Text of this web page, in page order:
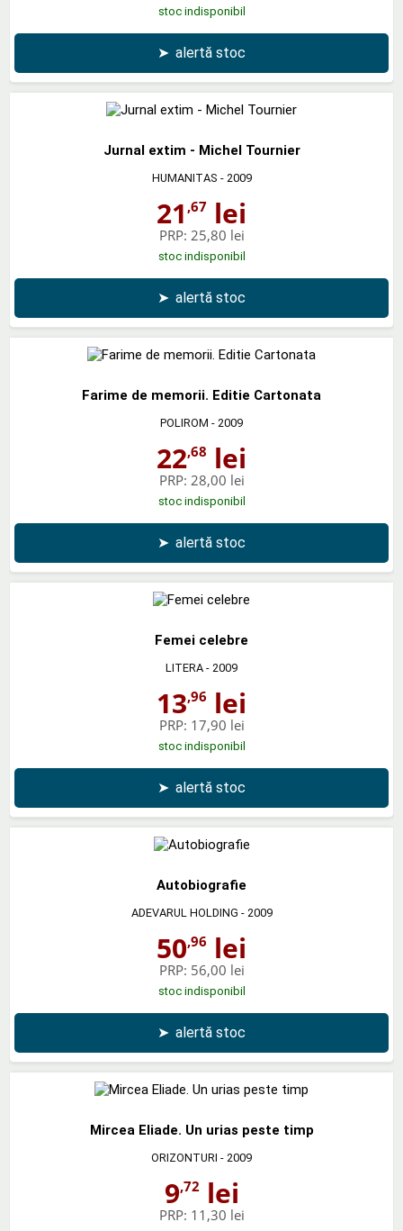
stoc indisponibil
➤ alertă stoc
Jurnal extim - Michel Tournier
HUMANITAS - 2009
21 ,67 lei
PRP: 25,80 lei
stoc indisponibil
➤ alertă stoc
Farime de memorii. Editie Cartonata
POLIROM - 2009
22,68 lei
PRP: 28,00 lei
stoc indisponibil
➤ alertă stoc
Femei celebre
LITERA - 2009
13,96 lei
PRP: 17,90 lei
stoc indisponibil
➤ alertă stoc
Autobiografie
ADEVARUL HOLDING - 2009
50,96 lei
PRP: 56,00 lei
stoc indisponibil
➤ alertă stoc
Mircea Eliade. Un urias peste timp
ORIZONTURI - 2009
9,72lei
PRP: 11,30 lei